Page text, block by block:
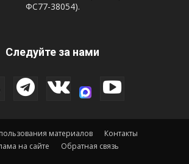
ФС77-38054).
Следуйте за нами
материалов
Контакты
на сайте
Обратная связь